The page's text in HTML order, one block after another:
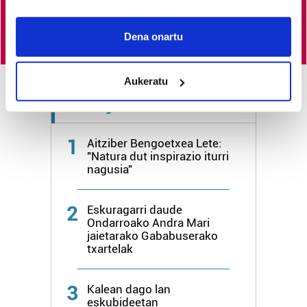
If you allow, we would also like to:
Collect information about your geographical
Identify your device by actively scanning it for
specific characteristics (fingerprinting)
Guk eta gure bazkideek zure datu pertsonalak
pertsonalizatuak eskaintzeko, iragarkiak eta edukia
neurtzeko, jendeari buruzko informazioa biltzeko eta
produktuak garatzeko. Zure datuak nork eta zertarako
erabiltzen dituen hauta dezakezu.
Bazkide batzuek ez dizute baimenik eskatzen, eta beren
Dena onartu
Aukeratu
Egin HITZAkide
1
Aitziber Bengoetxea Lete:
"Natura dut inspirazio iturri
nagusia"
2
Eskuragarri daude
Ondarroako Andra Mari
jaietarako Gababuserako
txartelak
3
Kalean dago lan
eskubideetan